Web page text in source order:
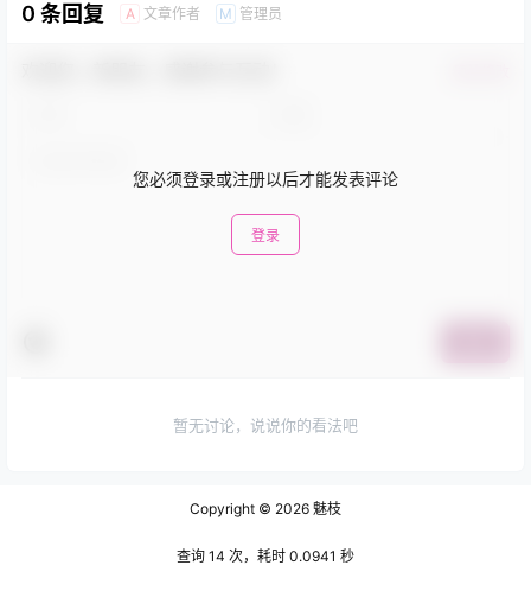
0 条回复 A 文章作者 M 管理员
您必须登录或注册以后才能发表评论
登录
暂无讨论，说说你的看法吧
Copyright © 2026 魅枝
查询 14 次，耗时 0.0941 秒